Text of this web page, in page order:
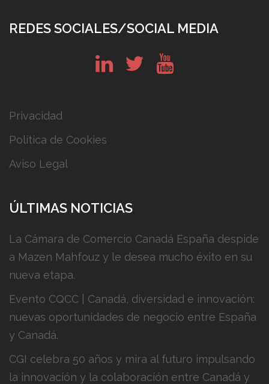
REDES SOCIALES/SOCIAL MEDIA
Privacidad
Política de Cookies
Aviso Legal
ÚLTIMAS NOTICIAS
La Cámara de Comercio Canadá España despide
a Mazen Mahfouz y le desea mucho éxito en su
nueva etapa.
Evento CQCC | Canadá, diversidad e innovación:
nuevas oportunidades de negocio entre España
y Canadá.
CGI celebra 50 años y mira al futuro impulsando
la innovación y la colaboración entre Canadá y